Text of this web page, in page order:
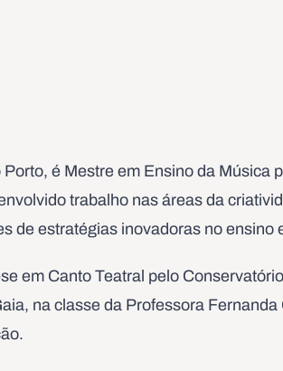
Porto, é Mestre em Ensino da Música
trabalho nas áreas da
de estratégias inovadoras no ensino
em Canto Teatral pelo
na classe da Professora